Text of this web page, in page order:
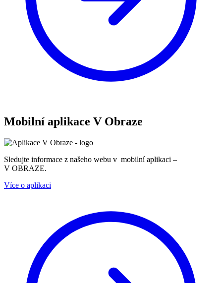
Mobilní aplikace V Obraze
Sledujte informace z našeho webu v mobilní aplikaci –
V OBRAZE.
Více o aplikaci